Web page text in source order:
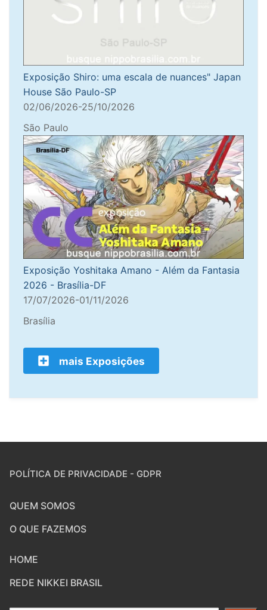
Exposição Shiro: uma escala de nuances" Japan
House São Paulo-SP
02/06/2026-25/10/2026
São Paulo
Exposição Yoshitaka Amano - Além da Fantasia
2026 - Brasília-DF
17/07/2026-01/11/2026
Brasília
mais Exposições
POLÍTICA DE PRIVACIDADE - GDPR
QUEM SOMOS
O QUE FAZEMOS
HOME
REDE NIKKEI BRASIL